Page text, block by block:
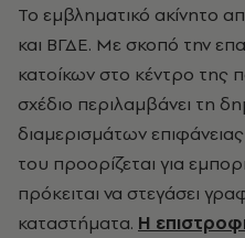
Το εμβληματικό ακίνητο
και ΒΓΔΕ. Με σκοπό την
κατοίκων στο κέντρο της
σχέδιο περιλαμβάνει τη
διαμερισμάτων
του προορίζεται για
πρόκειται να στεγάσει
καταστήματα. Η